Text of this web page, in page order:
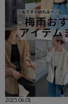
2025.06.01